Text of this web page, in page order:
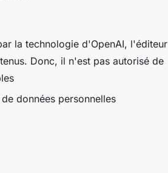
la technologie d'OpenAI, l'éditeur
Donc, il n'est pas autorisé de
données personnelles